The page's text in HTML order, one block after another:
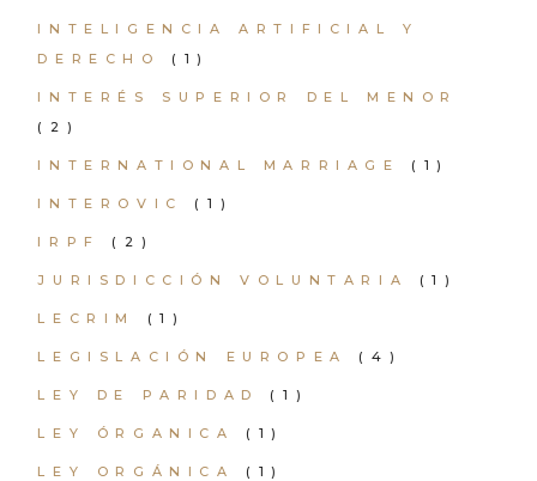
INTELIGENCIA ARTIFICIAL Y
DERECHO
(1)
INTERÉS SUPERIOR DEL MENOR
(2)
INTERNATIONAL MARRIAGE (1)
INTEROVIC (1)
IRPF (2)
JURISDICCIÓN VOLUNTARIA (1)
LECRIM (1)
LEGISLACIÓN EUROPEA (4)
LEY DE PARIDAD (1)
LEY ÓRGANICA (1)
LEY ORGÁNICA (1)